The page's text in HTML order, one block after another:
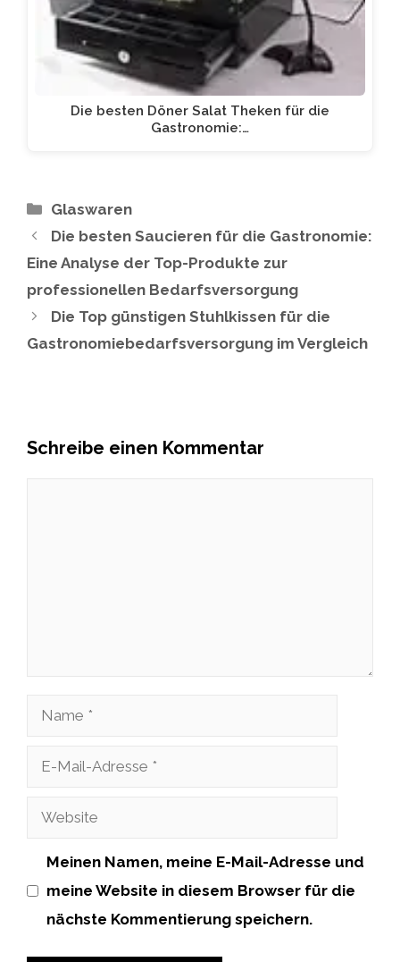
Die besten Döner Salat Theken für die
Gastronomie:…
Kategorien
Glaswaren
Die besten Saucieren für die Gastronomie:
Eine Analyse der Top-Produkte zur
professionellen Bedarfsversorgung
Die Top günstigen Stuhlkissen für die
Gastronomiebedarfsversorgung im Vergleich
Schreibe einen Kommentar
Name
Adresse
Website
Meinen Namen, meine E-Mail-Adresse und
meine Website in diesem Browser für die
nächste Kommentierung speichern.